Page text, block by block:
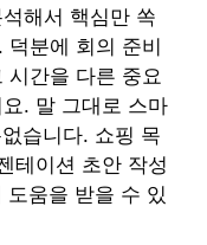
해서 핵심만 쏙
덕분에 회의 준비
시간을 다른 중요
. 말 그대로 스마
습니다. 쇼핑 목
테이션 초안 작성
움을 받을 수 있